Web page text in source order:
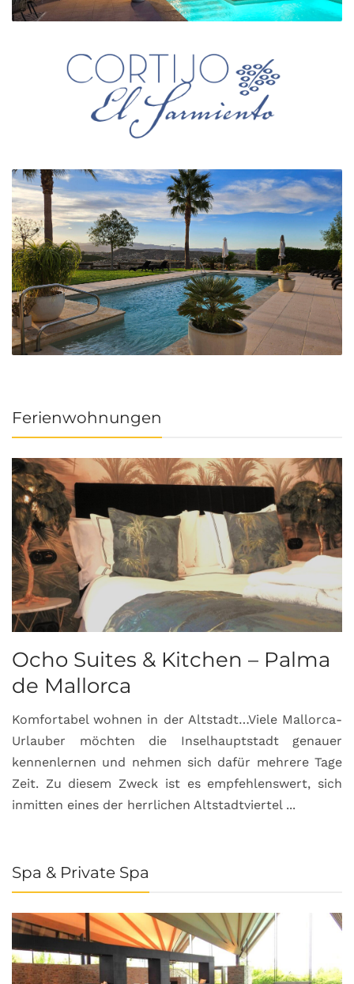
Ferienwohnungen
Ocho Suites & Kitchen – Palma
de Mallorca
Komfortabel wohnen in der Altstadt…Viele Mallorca-
Urlauber möchten die Inselhauptstadt genauer
kennenlernen und nehmen sich dafür mehrere Tage
Zeit. Zu diesem Zweck ist es empfehlenswert, sich
inmitten eines der herrlichen Altstadtviertel ...
Spa & Private Spa